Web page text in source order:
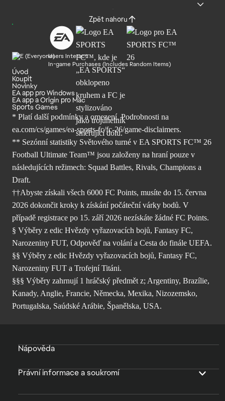
Zpět nahoru
Users Interact
In-game Purchases (Includes Random Items)
Úvod
Koupit
Novinky
EA app pro Windows
EA app a Origin pro Mac
Sports Games
* Platí další podmínky a omezení. Podrobnosti na
ea.com/cs/games/ea-sports-fc/fc-26/game-disclaimers.
** Sezónní statistiky Světového turné v EA SPORTS FC™ 26
Football Ultimate Team™ jsou založeny na hraní pouze v
následujících režimech: Squad Battles, Rivals, Champions a
Draft.
††Abyste získali všech 6000 FC Points, musíte do 15. června
2026 dokončit kroky k získání počáteční várky bodů. V
případě registrace po 15. září 2026 nezískáte žádné FC Points.
§ Výběry z edic Hvězdy vyřazovacích bojů, Fantasy FC,
Narozeniny FUT, Odpověď na volání a Cesta do finále UEFA.
§§ Výběry z edic Hvězdy vyřazovacích bojů, Fantasy FC,
Narozeniny FUT a Trofejní Titáni.
§§§ Výběry zahrnují 1 hráčský předmět z; Argentiny, Brazílie,
Kanady, Anglie, Francie, Německa, Mexika, Nizozemsko,
Portugalska, Saúdské Arábie, Španělska, USA.
Nápověda
Právní informace a soukromí